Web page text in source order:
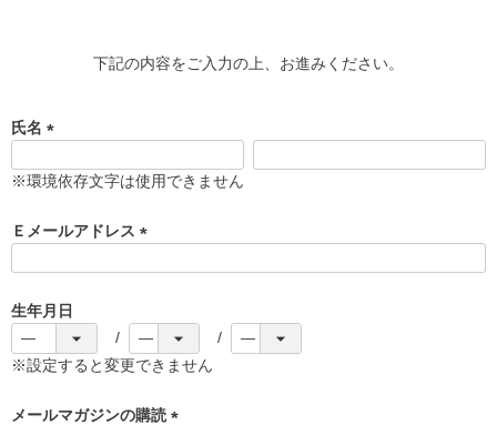
下記の内容をご入力の上、お進みください。
氏名
必
)
※環境依存文字は使用できません
Ｅメールアドレス
)
生年月日
※設定すると変更できません
メールマガジンの購読